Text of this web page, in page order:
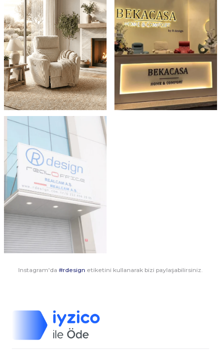
Instagram'da #rdesign etiketini kullanarak bizi paylaşabilirsiniz.